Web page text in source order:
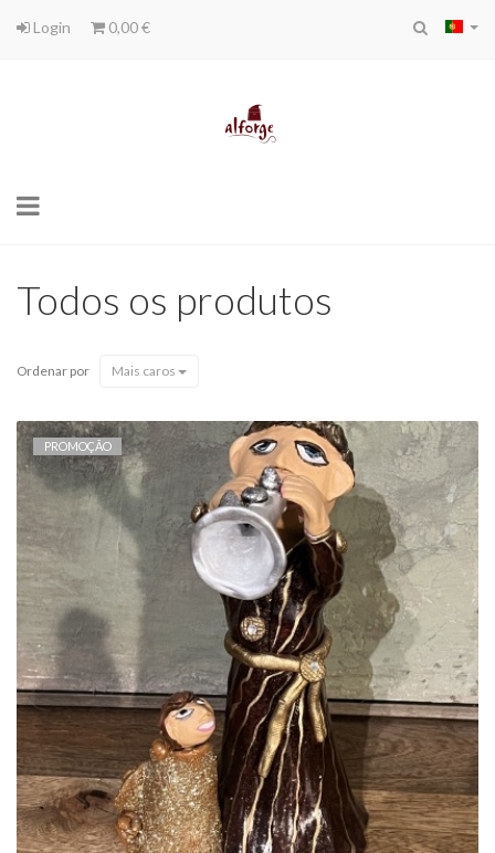
Login 0,00 €
Toggle
Todos os produtos
Ordenar por Mais caros
PROMOÇÃO